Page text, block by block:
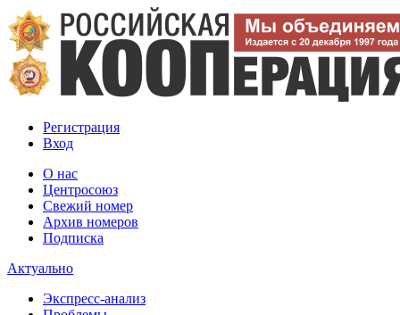
Регистрация
Вход
О нас
Центросоюз
Свежий номер
Архив номеров
Подписка
Актуально
Экспресс-анализ